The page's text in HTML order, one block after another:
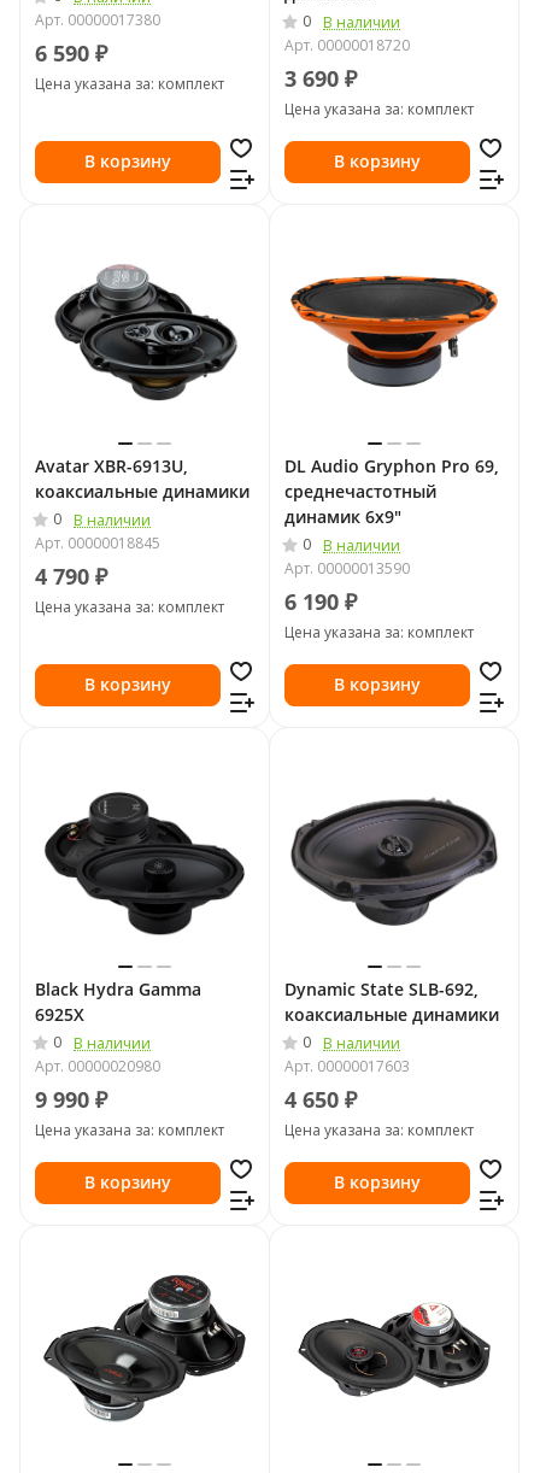
Арт. 00000017380
6 590 ₽
Цена указана за: комплект
В корзину
0
В наличии
Арт. 00000018720
3 690 ₽
Цена указана за: комплект
В корзину
Avatar XBR-6913U,
коаксиальные динамики
0
В наличии
Арт. 00000018845
4 790 ₽
Цена указана за: комплект
В корзину
DL Audio Gryphon Pro 69,
среднечастотный
динамик 6x9"
0
В наличии
Арт. 00000013590
6 190 ₽
Цена указана за: комплект
В корзину
Black Hydra Gamma
6925X
0
В наличии
Арт. 00000020980
9 990 ₽
Цена указана за: комплект
В корзину
Dynamic State SLB-692,
коаксиальные динамики
0
В наличии
Арт. 00000017603
4 650 ₽
Цена указана за: комплект
В корзину